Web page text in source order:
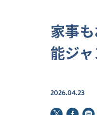
家事
能ジ
2026.04.23